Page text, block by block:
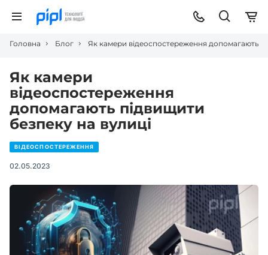
Головна Блог Як камери відеоспостереження допомагають
Як камери
відеоспостереження
допомагають підвищити
безпеку на вулиці
ВІДЕОСПОСТЕРЕЖЕННЯ
02.05.2023